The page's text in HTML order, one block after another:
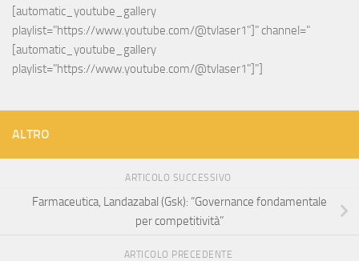
[automatic_youtube_gallery
playlist="https://www.youtube.com/@tvlaser1"]" channel="
[automatic_youtube_gallery
playlist="https://www.youtube.com/@tvlaser1"]"]
ALTRO
ARTICOLO SUCCESSIVO
Farmaceutica, Landazabal (Gsk): “Governance fondamentale
per competitività”
ARTICOLO PRECEDENTE